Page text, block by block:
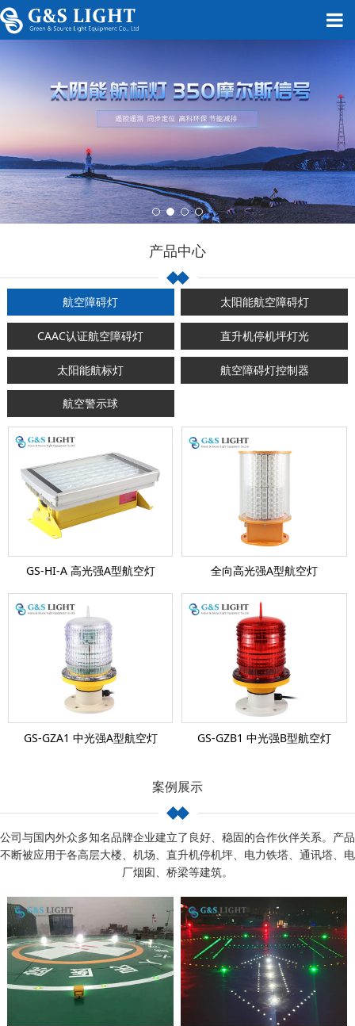
产品中心
航空障碍灯 太阳能航空障碍灯
CAAC认证航空障碍灯 直升机停机坪灯光
太阳能航标灯 航空障碍灯控制器
航空警示球
GS-HI-A 高光强A型航空灯 全向高光强A型航空灯
GS-GZA1 中光强A型航空灯 GS-GZB1 中光强B型航空灯
案例展示
公司与国内外众多知名品牌企业建立了良好、稳固的合作伙伴关系。产品
不断被应用于各高层大楼、机场、直升机停机坪、电力铁塔、通讯塔、电
厂烟囱、桥梁等建筑。